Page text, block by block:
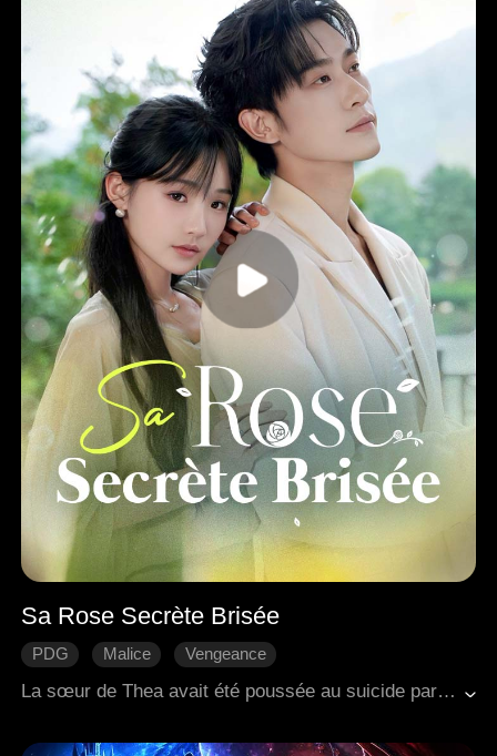
Sa Rose Secrète Brisée
PDG Malice
Vengeance
L'amour naît avec le temps
La sœur de Thea avait été poussée au suicide par trois riches héritiers, et leur mère était restée dans un état végétatif après avoir été battue. À partir de ce moment-là, Thea quitta l'école et commença à travailler dans un club, déterminée à se rapprocher de Rory, la figure puissante d'Osasa, pour se venger. Tout au long de cette démarche calculée, elle construisit une image de fragilité et planifia minutieusement chaque étape. Pourtant, elle n'avait jamais anticipé qu'au milieu de l'immense favoritisme de Rory, elle tomberait sincèrement amoureuse de lui...